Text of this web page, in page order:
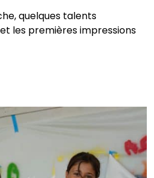
quelques talents
les premières impressions